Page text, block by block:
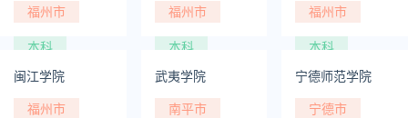
福州市
本科
福州市
本科
福州市
本科
闽江学院
福州市
武夷学院
南平市
宁德师范学院
宁德市